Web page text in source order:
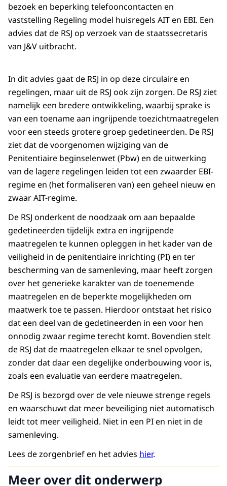
bezoek en beperking telefooncontacten en
vaststelling Regeling model huisregels AIT en EBI. Een
advies dat de RSJ op verzoek van de staatssecretaris
van J&V uitbracht.
In dit advies gaat de RSJ in op deze circulaire en
regelingen, maar uit de RSJ ook zijn zorgen. De RSJ ziet
namelijk een bredere ontwikkeling, waarbij sprake is
van een toename aan ingrijpende toezichtmaatregelen
voor een steeds grotere groep gedetineerden. De RSJ
ziet dat de voorgenomen wijziging van de
Penitentiaire beginselenwet (Pbw) en de uitwerking
van de lagere regelingen leiden tot een zwaarder EBI-
regime en (het formaliseren van) een geheel nieuw en
zwaar AIT-regime.
De RSJ onderkent de noodzaak om aan bepaalde
gedetineerden tijdelijk extra en ingrijpende
maatregelen te kunnen opleggen in het kader van de
veiligheid in de penitentiaire inrichting (PI) en ter
bescherming van de samenleving, maar heeft zorgen
over het generieke karakter van de toenemende
maatregelen en de beperkte mogelijkheden om
maatwerk toe te passen. Hierdoor ontstaat het risico
dat een deel van de gedetineerden in een voor hen
onnodig zwaar regime terecht komt. Bovendien stelt
de RSJ dat de maatregelen elkaar te snel opvolgen,
zonder dat daar een degelijke onderbouwing voor is,
zoals een evaluatie van eerdere maatregelen.
De RSJ is bezorgd over de vele nieuwe strenge regels
en waarschuwt dat meer beveiliging niet automatisch
leidt tot meer veiligheid. Niet in een PI en niet in de
samenleving.
Lees de zorgenbrief en het advies hier.
Meer over dit onderwerp